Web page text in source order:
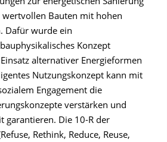
Bauten mit hohen
Dafür wurde ein
Konzept
alternativer Energieformen
Nutzungskonzept kann mit
Engagement die
verstärken und
garantieren. Die 10-R der
Rethink, Reduce, Reuse,